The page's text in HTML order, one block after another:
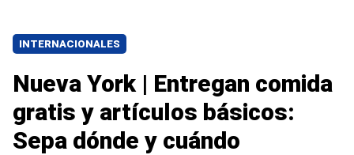
INTERNACIONALES
Nueva York | Entregan comida
gratis y artículos básicos:
Sepa dónde y cuándo